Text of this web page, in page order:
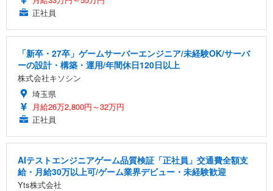
正社員
「新卒・27卒」ゲームサーバーエンジニア/未経験OK/サーバ
ーの設計・構築・運用/年間休日120日以上
株式会社キソシン
埼玉県
月給26万2,800円～32万円
正社員
AIテストエンジニアゲーム品質検証「正社員」交通費全額支
給・月給30万以上可/ゲーム業界デビュー・未経験歓迎
Yts株式会社